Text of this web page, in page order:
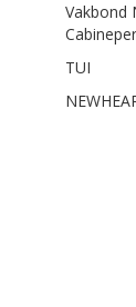
Vakbond
TUI